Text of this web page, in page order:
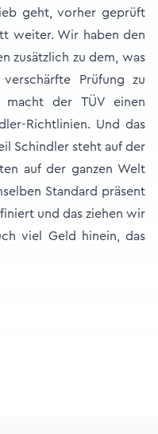
geht, vorher geprüft
weiter. Wir haben den
zusätzlich zu dem, was
Prüfung zu
macht der TÜV einen
Richtlinien. Und das
Schindler steht auf der
auf der ganzen Welt
Standard präsent
und das ziehen wir
viel Geld hinein, das